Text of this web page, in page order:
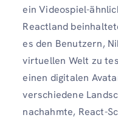
ein Videospiel-
Reactland
es den Benutzern,
virtuellen Welt zu
einen digitalen
verschiedene
nachahmte, React-